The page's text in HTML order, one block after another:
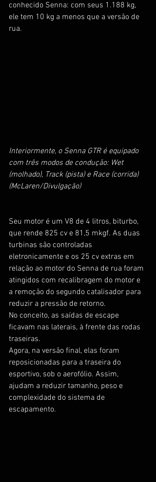
conhecido Senna: com seus 1.188 kg,
ele tem 10 kg a menos que a versão de
rua.
Interiormente, o Senna GTR é equipado
com três modos de condução: Wet
(molhado), Track (pista) e Race (corrida)
(McLaren/Divulgação)
Seu motor é um V8 de 4 litros, biturbo,
que rende 825 cv e 81,5 mkgf. As duas
turbinas são controladas
eletronicamente e os 25 cv extras em
relação ao motor do Senna de rua foram
atingidos com recalibragem do motor e
a remoção do segundo catalisador para
reduzir a pressão de retorno.
No conceito, as saídas de escape
ficavam nas laterais, à frente das rodas
traseiras.
Agora, na versão final, elas foram
reposicionadas para a traseira do
esportivo, sob o aerofólio. Assim,
ajudam a reduzir tamanho, peso e
complexidade do sistema de
escapamento.